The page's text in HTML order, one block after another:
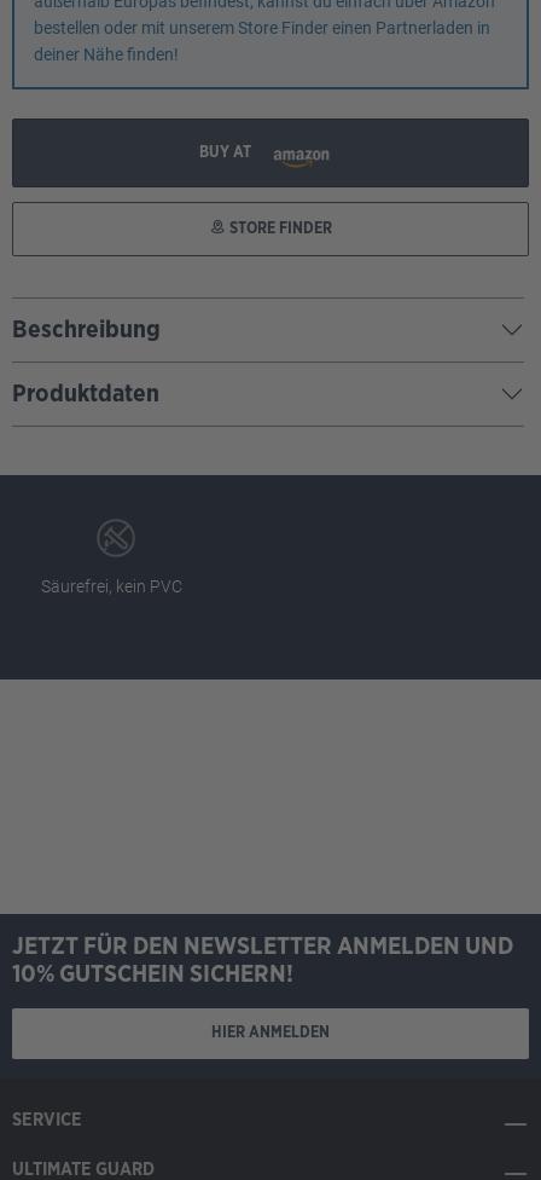
bestellen oder mit unserem Store Finder einen Partnerladen in
deiner Nähe finden!
BUY AT
STORE FINDER
Beschreibung
Produktdaten
Säurefrei, kein PVC
JETZT FÜR DEN NEWSLETTER ANMELDEN UND
10% GUTSCHEIN SICHERN!
HIER ANMELDEN
SERVICE
ULTIMATE GUARD